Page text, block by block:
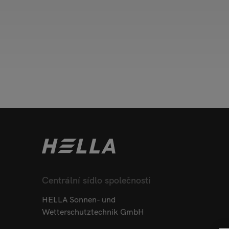
Centrální sídlo společnosti
HELLA Sonnen- und
Wetterschutztechnik GmbH